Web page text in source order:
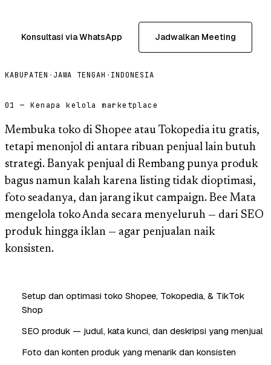
Konsultasi via WhatsApp Jadwalkan Meeting
KABUPATEN · JAWA TENGAH · INDONESIA
01 — Kenapa kelola marketplace
Membuka toko di Shopee atau Tokopedia itu gratis,
tetapi menonjol di antara ribuan penjual lain butuh
strategi. Banyak penjual di Rembang punya produk
bagus namun kalah karena listing tidak dioptimasi,
foto seadanya, dan jarang ikut campaign. Bee Mata
mengelola toko Anda secara menyeluruh — dari SEO
produk hingga iklan — agar penjualan naik
konsisten.
Setup dan optimasi toko Shopee, Tokopedia, & TikTok
Shop
SEO produk — judul, kata kunci, dan deskripsi yang menjual
Foto dan konten produk yang menarik dan konsisten